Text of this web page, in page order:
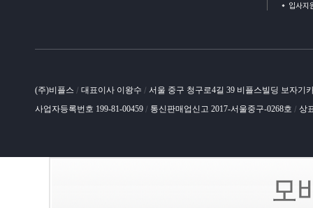
입사지
(주)비플스 / 대표이사 이왕수 / 서울 중구 청구로4길 39 비플스빌딩 보자기
사업자등록번호 199-81-00459 / 통신판매업신고 2017-서울중구-0268호 / 상